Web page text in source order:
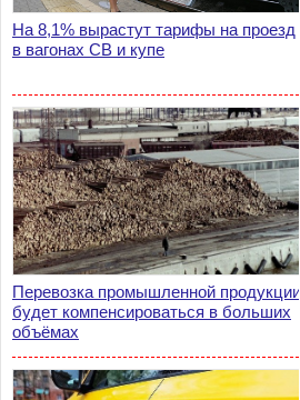
На 8,1% вырастут тарифы на проезд
в вагонах СВ и купе
Перевозка промышленной продукции
будет компенсироваться в больших
объёмах